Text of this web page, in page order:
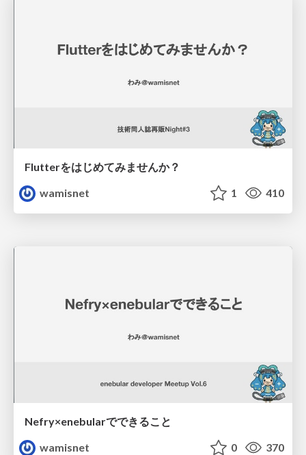
Flutterをはじめてみませんか？
wamisnet
1 410
Nefry×enebularでできること
wamisnet
0 370